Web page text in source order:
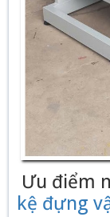
Ưu điểm
kệ đựng